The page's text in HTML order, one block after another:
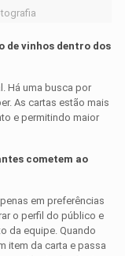
de vinhos dentro dos
Há uma busca por
As cartas estão mais
e permitindo maior
cometem ao
em preferências
o perfil do público e
da equipe. Quando
item da carta e passa